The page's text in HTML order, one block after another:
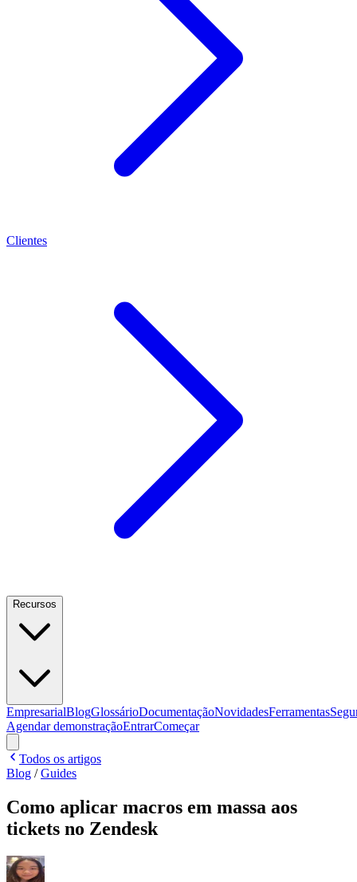
Clientes
Recursos
EmpresarialBlogGlossárioDocumentaçãoNovidadesFerramentas
Agendar demonstraçãoEntrarComeçar
Todos os artigos
Blog /Guides
Como aplicar macros em massa aos
tickets no Zendesk